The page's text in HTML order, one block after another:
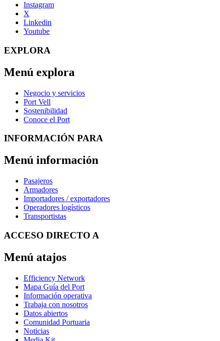
Instagram
X
Linkedin
Youtube
EXPLORA
Menú explora
Negocio y servicios
Port Vell
Sostenibilidad
Conoce el Port
INFORMACIÓN PARA
Menú información
Pasajeros
Armadores
Importadores / exportadores
Operadores logísticos
Transportistas
ACCESO DIRECTO A
Menú atajos
Efficiency Network
Mapa Guía del Port
Información operativa
Trabaja con nosotros
Datos abiertos
Comunidad Portuaria
Noticias